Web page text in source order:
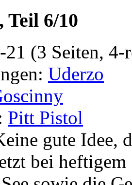
, Teil 6/10
21 (3 Seiten,
Uderzo
Pitt Pistol
gute Idee,
bei